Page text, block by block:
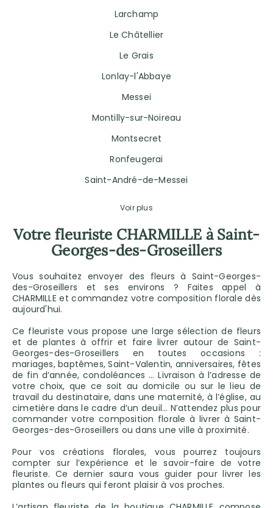
Larchamp
Le Châtellier
Le Grais
Lonlay-l'Abbaye
Messei
Montilly-sur-Noireau
Montsecret
Ronfeugerai
Saint-André-de-Messei
Voir plus
Votre fleuriste CHARMILLE à Saint-
Georges-des-Groseillers
Vous souhaitez envoyer des fleurs à Saint-Georges-
des-Groseillers et ses environs ? Faites appel à
CHARMILLE et commandez votre composition florale dès
aujourd'hui.
Ce fleuriste vous propose une large sélection de fleurs
et de plantes à offrir et faire livrer autour de Saint-
Georges-des-Groseillers en toutes occasions :
mariages, baptêmes, Saint-Valentin, anniversaires, fêtes
de fin d’année, condoléances … Livraison à l’adresse de
votre choix, que ce soit au domicile ou sur le lieu de
travail du destinataire, dans une maternité, à l’église, au
cimetière dans le cadre d’un deuil… N’attendez plus pour
commander votre composition florale à livrer à Saint-
Georges-des-Groseillers ou dans une ville à proximité.
Pour vos créations florales, vous pourrez toujours
compter sur l’expérience et le savoir-faire de votre
fleuriste. Ce dernier saura vous guider pour livrer les
plantes ou fleurs qui feront plaisir à vos proches.